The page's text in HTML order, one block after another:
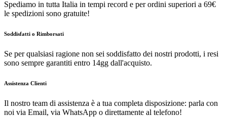
Spediamo in tutta Italia in tempi record e per ordini superiori a 69€
le spedizioni sono gratuite!
Soddisfatti o Rimborsati
Se per qualsiasi ragione non sei soddisfatto dei nostri prodotti, i resi
sono sempre garantiti entro 14gg dall'acquisto.
Assistenza Clienti
Il nostro team di assistenza è a tua completa disposizione: parla con
noi via Email, via WhatsApp o direttamente al telefono!